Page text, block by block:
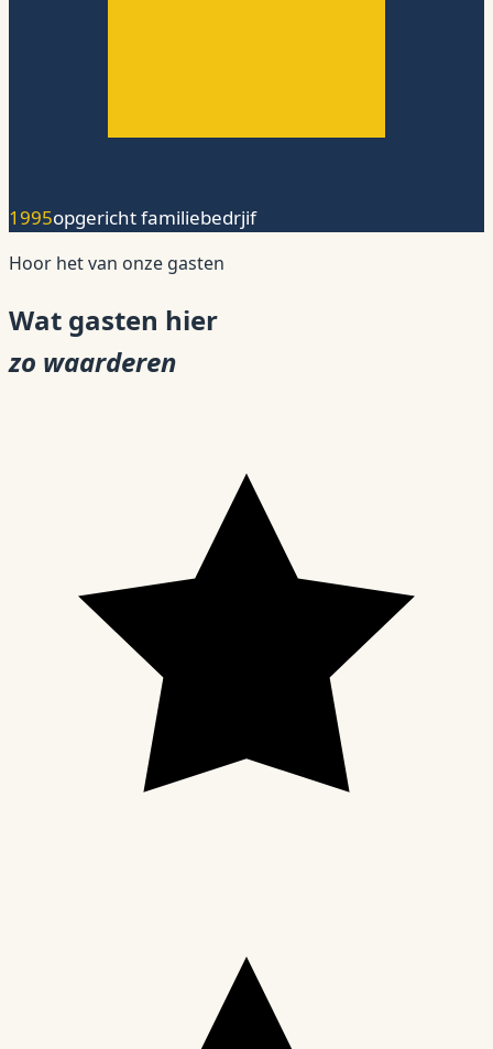
1995opgericht familiebedrjif
Hoor het van onze gasten
Wat gasten hier
zo waarderen